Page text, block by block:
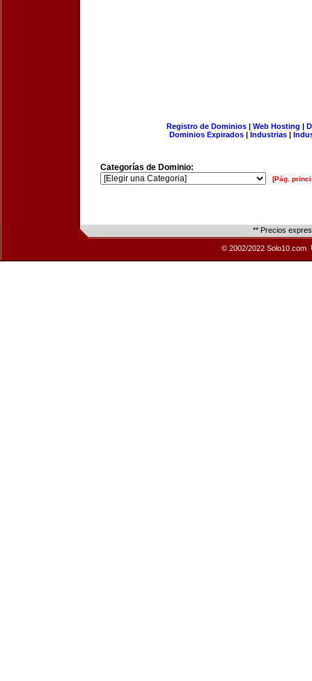
Registro de Dominios| Web Hosting |
Dominios Expirados | Industrias |
Categorías de Dominio:
[Pág.
** Precios
© 2002/2022 Solo10.com